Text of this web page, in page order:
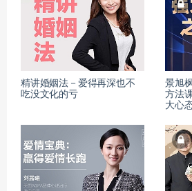
精讲婚姻法－爱得再深也不
吃没文化的亏
景旭
方法
大心